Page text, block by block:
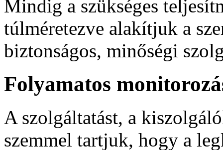
Mindig a szükséges
túlméretezve alakítjuk a
biztonságos, minőségi
Folyamatos
A szolgáltatást, a
szemmel tartjuk, hogy a